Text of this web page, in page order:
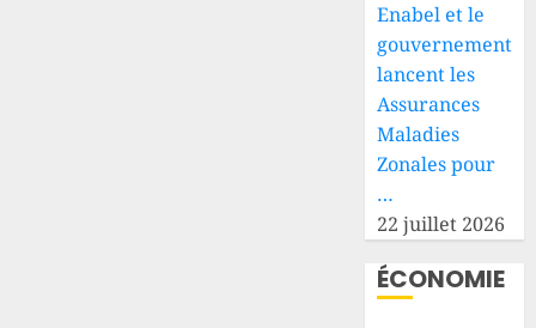
Enabel et le
gouvernement
lancent les
Assurances
Maladies
Zonales pour
…
22 juillet 2026
ÉCONOMIE